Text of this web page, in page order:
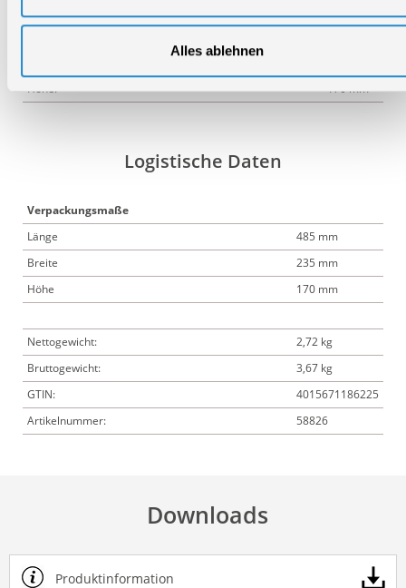
Alles ablehnen
LG 18-80
Höhe:
170 mm
Logistische Daten
Verpackungsmaße
Länge
485 mm
Breite
235 mm
Höhe
170 mm
Nettogewicht:
2,72 kg
Bruttogewicht:
3,67 kg
GTIN:
4015671186225
Artikelnummer:
58826
Downloads
Produktinformation